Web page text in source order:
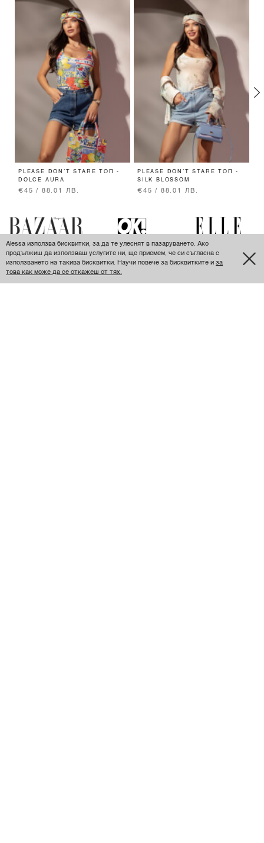
PLEASE DON’T STARE ТОП -
DOLCE AURA
€45 / 88.01 ЛВ.
PLEASE DON’T STARE ТОП -
SILK BLOSSOM
€45 / 88.01 ЛВ.
Alessa използва бисквитки, за да те улеснят в пазаруването. Ако
продължиш да използваш услугите ни, ще приемем, че си съгласна с
използването на такива бисквитки. Научи повече за бисквитките и за
това как може да се откажеш от тях.